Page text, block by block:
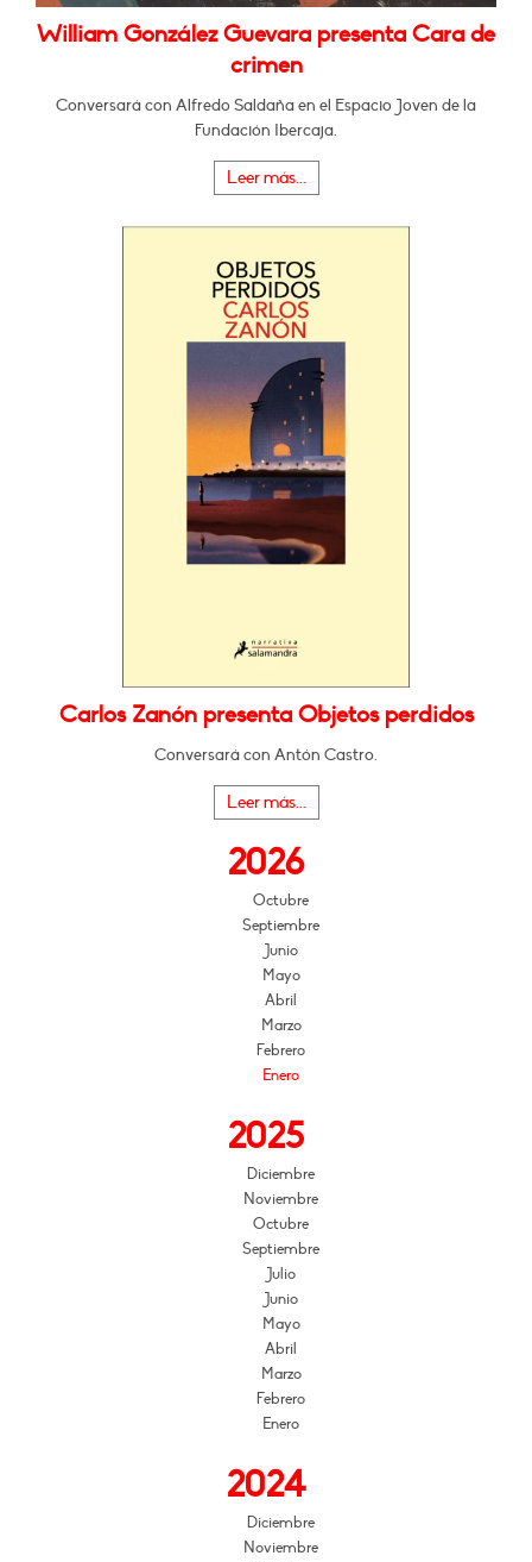
William González Guevara presenta Cara de
crimen
Conversará con Alfredo Saldaña en el Espacio Joven de la
Fundación Ibercaja.
Leer más...
Carlos Zanón presenta Objetos perdidos
Conversará con Antón Castro.
Leer más...
2026
Octubre
Septiembre
Junio
Mayo
Abril
Marzo
Febrero
Enero
2025
Diciembre
Noviembre
Octubre
Septiembre
Julio
Junio
Mayo
Abril
Marzo
Febrero
Enero
2024
Diciembre
Noviembre